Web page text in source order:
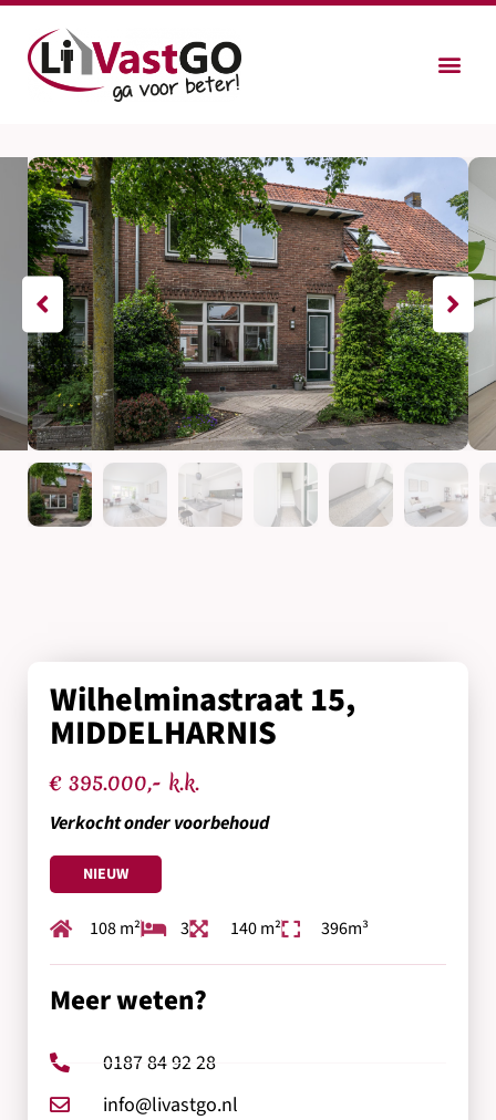
Wilhelminastraat 15,
MIDDELHARNIS
€ 395.000,- k.k.
Verkocht onder voorbehoud
NIEUW
108 m² 3 140 m² 396m³
Meer weten?
0187 84 92 28
info@livastgo.nl